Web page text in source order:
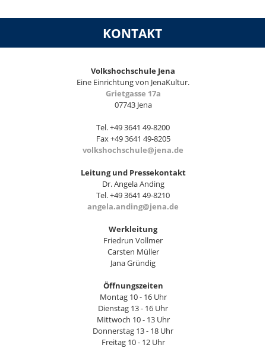
KONTAKT
Volkshochschule Jena
Eine Einrichtung von JenaKultur.
Grietgasse 17a
07743 Jena
Tel. +49 3641 49-8200
Fax +49 3641 49-8205
volkshochschule@jena.de
Leitung und Pressekontakt
Dr. Angela Anding
Tel. +49 3641 49-8210
angela.anding@jena.de
Werkleitung
Friedrun Vollmer
Carsten Müller
Jana Gründig
Öffnungszeiten
Montag 10 - 16 Uhr
Dienstag 13 - 16 Uhr
Mittwoch 10 - 13 Uhr
Donnerstag 13 - 18 Uhr
Freitag 10 - 12 Uhr